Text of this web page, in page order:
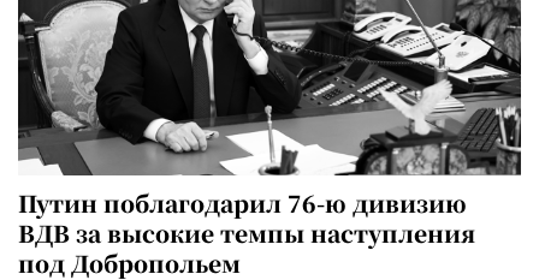
Путин поблагодарил 76-ю дивизию
ВДВ за высокие темпы наступления
под Добропольем